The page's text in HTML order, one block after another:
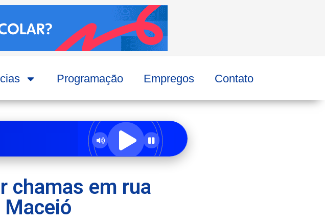
Programação Empregos Contato
chamas em rua
Maceió